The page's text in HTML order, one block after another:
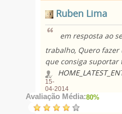
Ruben Lima
em resposta ao
trabalho, Quero
que consiga suportar
15-
04-2014
Avaliação Média:80%